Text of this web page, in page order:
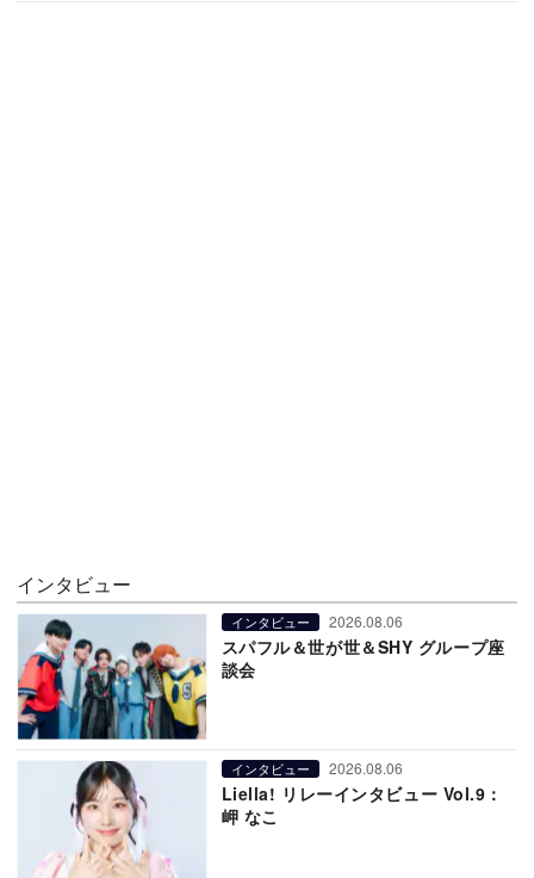
インタビュー
インタビュー 2026.08.06
スパフル＆世が世＆SHY グループ座
談会
インタビュー 2026.08.06
Liella! リレーインタビュー Vol.9：
岬 なこ